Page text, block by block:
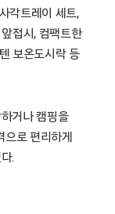
각트레이 세트,
접시, 컴팩트한
보온도시락 등
거나 캠핑을
로 편리하게
.